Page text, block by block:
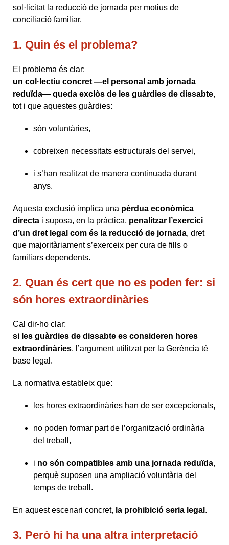
sol·licitat la reducció de jornada per motius de
conciliació familiar.
1. Quin és el problema?
El problema és clar:
un col·lectiu concret —el personal amb jornada
reduïda— queda exclòs de les guàrdies de dissabte,
tot i que aquestes guàrdies:
són voluntàries,
cobreixen necessitats estructurals del servei,
i s’han realitzat de manera continuada durant
anys.
Aquesta exclusió implica una pèrdua econòmica
directa i suposa, en la pràctica, penalitzar l’exercici
d’un dret legal com és la reducció de jornada, dret
que majoritàriament s’exerceix per cura de fills o
familiars dependents.
2. Quan és cert que no es poden fer: si
són hores extraordinàries
Cal dir-ho clar:
si les guàrdies de dissabte es consideren hores
extraordinàries, l’argument utilitzat per la Gerència té
base legal.
La normativa estableix que:
les hores extraordinàries han de ser excepcionals,
no poden formar part de l’organització ordinària
del treball,
i no són compatibles amb una jornada reduïda,
perquè suposen una ampliació voluntària del
temps de treball.
En aquest escenari concret, la prohibició seria legal .
3. Però hi ha una altra interpretació